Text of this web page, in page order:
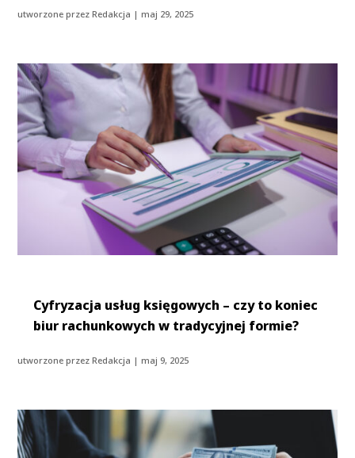
utworzone przezRedakcja |maj 29, 2025
Cyfryzacja usług księgowych – czy to koniec
biur rachunkowych w tradycyjnej formie?
utworzone przezRedakcja |maj 9, 2025